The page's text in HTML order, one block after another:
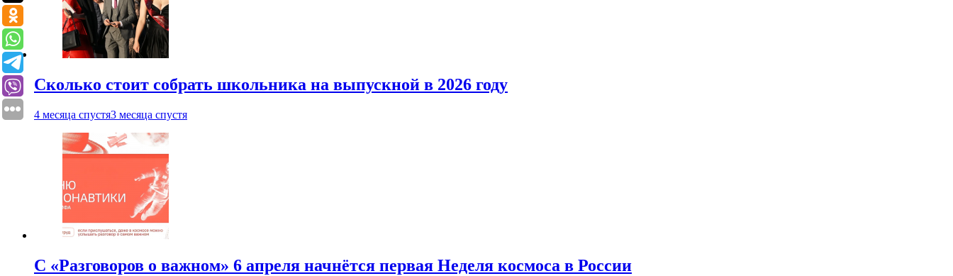
Сколько стоит собрать школьника на выпускной в 2026 году
4 месяца спустя3 месяца спустя
С «Разговоров о важном» 6 апреля начнётся первая Неделя космоса в России